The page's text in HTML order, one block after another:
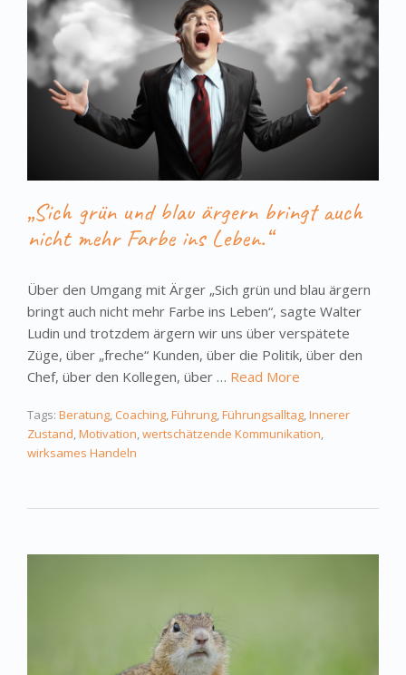
„Sich grün und blau ärgern bringt auch
nicht mehr Farbe ins Leben.“
Über den Umgang mit Ärger „Sich grün und blau ärgern
bringt auch nicht mehr Farbe ins Leben“, sagte Walter
Ludin und trotzdem ärgern wir uns über verspätete
Züge, über „freche“ Kunden, über die Politik, über den
Chef, über den Kollegen, über … Read More
Tags: Beratung, Coaching,Führung,Führungsalltag,Innerer
Zustand,Motivation,wertschätzende Kommunikation,
wirksames Handeln